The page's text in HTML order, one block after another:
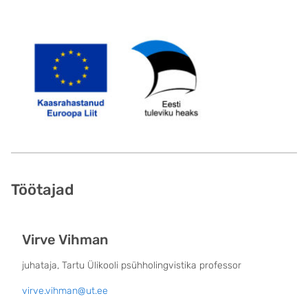
Töötajad
Virve Vihman
juhataja, Tartu Ülikooli psühholingvistika professor
virve.vihman@ut.ee